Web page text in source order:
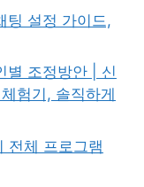
팅 설정 가이드,
별 조정방안 | 신
험기, 솔직하게
전체 프로그램